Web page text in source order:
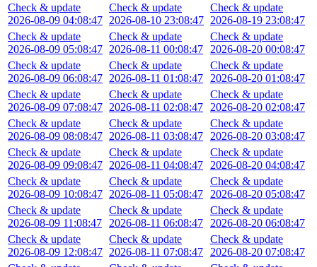
Check & update
2026-08-09 04:08:47
Check & update
2026-08-09 05:08:47
Check & update
2026-08-09 06:08:47
Check & update
2026-08-09 07:08:47
Check & update
2026-08-09 08:08:47
Check & update
2026-08-09 09:08:47
Check & update
2026-08-09 10:08:47
Check & update
2026-08-09 11:08:47
Check & update
2026-08-09 12:08:47
Check & update
2026-08-10 23:08:47
Check & update
2026-08-11 00:08:47
Check & update
2026-08-11 01:08:47
Check & update
2026-08-11 02:08:47
Check & update
2026-08-11 03:08:47
Check & update
2026-08-11 04:08:47
Check & update
2026-08-11 05:08:47
Check & update
2026-08-11 06:08:47
Check & update
2026-08-11 07:08:47
Check & update
2026-08-19 23:08:47
Check & update
2026-08-20 00:08:47
Check & update
2026-08-20 01:08:47
Check & update
2026-08-20 02:08:47
Check & update
2026-08-20 03:08:47
Check & update
2026-08-20 04:08:47
Check & update
2026-08-20 05:08:47
Check & update
2026-08-20 06:08:47
Check & update
2026-08-20 07:08:47